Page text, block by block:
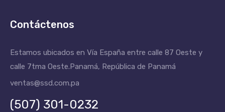
Contáctenos
Estamos ubicados en Vía España entre calle 87 Oeste y
calle 7tma Oeste.Panamá, República de Panamá
ventas@ssd.com.pa
(507) 301-0232